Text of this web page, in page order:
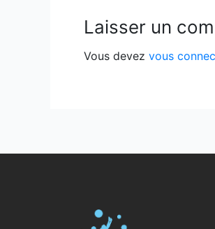
Laisser un
Vous devez vous